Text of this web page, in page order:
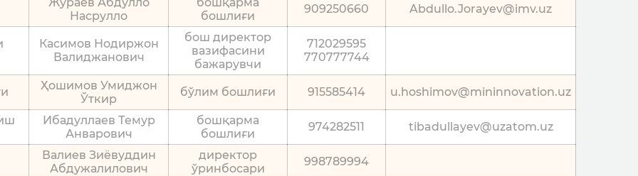
Насрулло
бошлиғи
909250660 Abdullo.Jorayev@imv.uz
Касимов Нодиржон
Валиджанович
бош директор
вазифасини
бажарувчи
712029595
770777744
Ҳошимов Умиджон
Ўткир
бўлим бошлиғи 915585414 u.hoshimov@mininnovation.uz
Ибадуллаев Темур
Анварович
бошқарма
бошлиғи
974282511 tibadullayev@uzatom.uz
Валиев Зиёвуддин
Абдужалилович
директор
ўринбосари
998789994